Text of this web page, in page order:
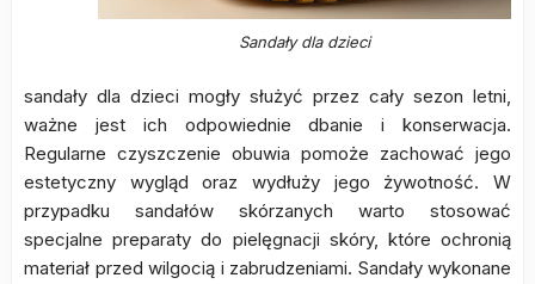
Sandały dla dzieci
sandały dla dzieci mogły służyć przez cały sezon letni,
ważne jest ich odpowiednie dbanie i konserwacja.
Regularne czyszczenie obuwia pomoże zachować jego
estetyczny wygląd oraz wydłuży jego żywotność. W
przypadku sandałów skórzanych warto stosować
specjalne preparaty do pielęgnacji skóry, które ochronią
materiał przed wilgocią i zabrudzeniami. Sandały wykonane